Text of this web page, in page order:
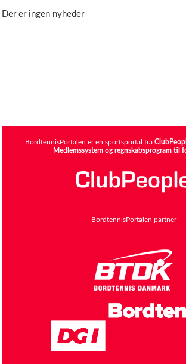
Der er ingen nyheder
BordtennisPortalen er en sportsportal fra
Medlemssystem og regnskabsprogram til
BordtennisPortalen partner